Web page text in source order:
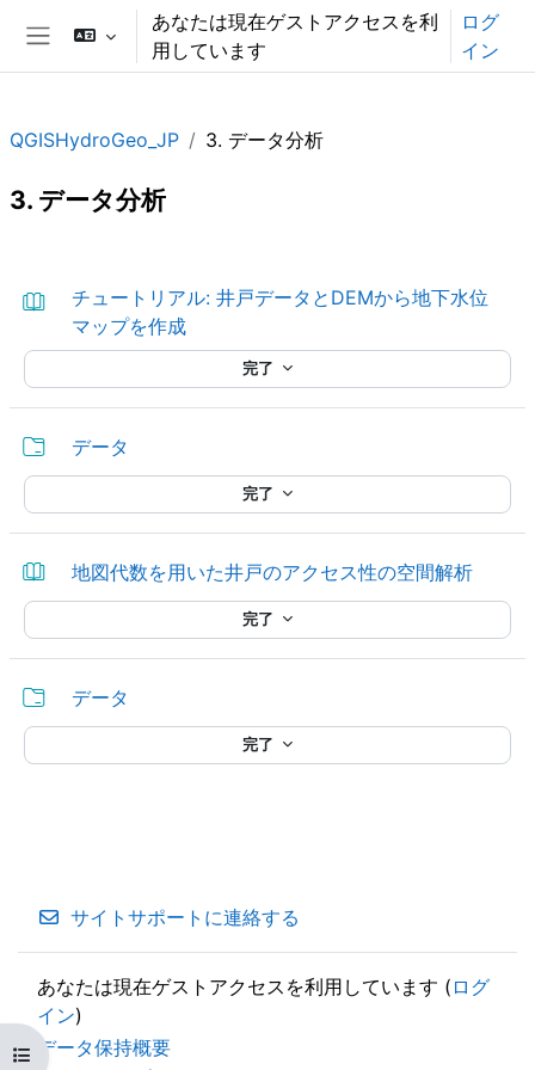
メインコンテンツへスキップする
サイドパネル
あなたは現在ゲストアクセスを利
用しています
ログ
イン
コースインデックスを開く
QGISHydroGeo_JP 3. データ分析
3. データ分析
チュートリアル: 井戸データとDEMから地下水位
マップを作成ブック
完了
データ
完了
地図代数を用いた井戸のアクセス性の空間解析ブック
完了
データ
完了
サイトサポートに連絡する
あなたは現在ゲストアクセスを利用しています ( ログ
イン)
データ保持概要